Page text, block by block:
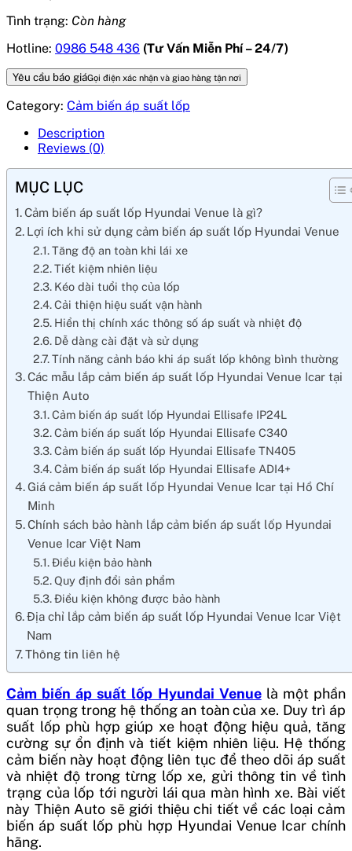
Tình trạng: Còn hàng
Hotline: 0986 548 436 (Tư Vấn Miễn Phí – 24/7)
Yêu cầu báo giáGọi điện xác nhận và giao hàng tận nơi
Category: Cảm biến áp suất lốp
Description
Reviews (0)
MỤC LỤC
Cảm biến áp suất lốp Hyundai Venue là gì?
Lợi ích khi sử dụng cảm biến áp suất lốp Hyundai Venue
Tăng độ an toàn khi lái xe
Tiết kiệm nhiên liệu
Kéo dài tuổi thọ của lốp
Cải thiện hiệu suất vận hành
Hiển thị chính xác thông số áp suất và nhiệt độ
Dễ dàng cài đặt và sử dụng
Tính năng cảnh báo khi áp suất lốp không bình thường
Các mẫu lắp cảm biến áp suất lốp Hyundai Venue Icar tại
Thiện Auto
Cảm biến áp suất lốp Hyundai Ellisafe IP24L
Cảm biến áp suất lốp Hyundai Ellisafe C340
Cảm biến áp suất lốp Hyundai Ellisafe TN405
Cảm biến áp suất lốp Hyundai Ellisafe ADI4+
Giá cảm biến áp suất lốp Hyundai Venue Icar tại Hồ Chí
Minh
Chính sách bảo hành lắp cảm biến áp suất lốp Hyundai
Venue Icar Việt Nam
Điều kiện bảo hành
Quy định đổi sản phẩm
Điều kiện không được bảo hành
Địa chỉ lắp cảm biến áp suất lốp Hyundai Venue Icar Việt
Nam
Thông tin liên hệ
Cảm biến áp suất lốp Hyundai Venuelà một phần
quan trọng trong hệ thống an toàn của xe. Duy trì áp
suất lốp phù hợp giúp xe hoạt động hiệu quả, tăng
cường sự ổn định và tiết kiệm nhiên liệu. Hệ thống
cảm biến này hoạt động liên tục để theo dõi áp suất
và nhiệt độ trong từng lốp xe, gửi thông tin về tình
trạng của lốp tới người lái qua màn hình xe. Bài viết
này Thiện Auto sẽ giới thiệu chi tiết về các loại cảm
biến áp suất lốp phù hợp Hyundai Venue Icar chính
hãng.